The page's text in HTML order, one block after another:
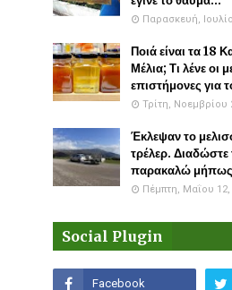
Παρασκευή,
Ποιά είναι τα 18
Μέλια; Τι λένε οι
επιστήμονες για
Τρίτη, Νοεμβρίου
Έκλεψαν το
τρέλερ.
παρακαλώ μήπως
Πέμπτη, Μαΐου 12,
Social Plugin